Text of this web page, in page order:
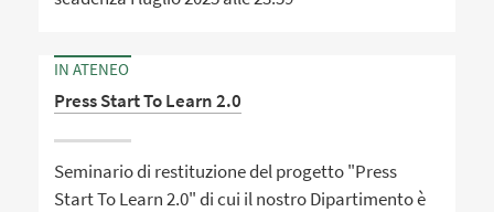
IN ATENEO
Press Start To Learn 2.0
Seminario di restituzione del progetto "Press
Start To Learn 2.0" di cui il nostro Dipartimento è